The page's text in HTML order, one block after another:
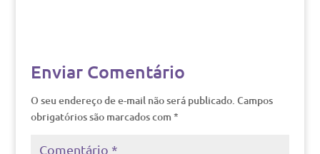
Enviar Comentário
O seu endereço de e-mail não será publicado. Campos
obrigatórios são marcados com *